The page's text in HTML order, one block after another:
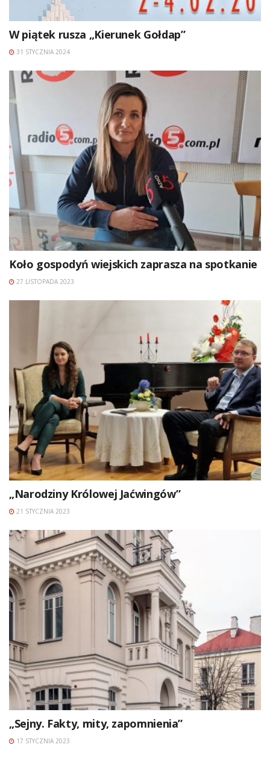
W piątek rusza „Kierunek Gołdap”
31 STYCZNIA 2024
Koło gospodyń wiejskich zaprasza na spotkanie
27 LISTOPADA 2023
„Narodziny Królowej Jaćwingów”
21 STYCZNIA 2023
„Sejny. Fakty, mity, zapomnienia”
17 STYCZNIA 2023